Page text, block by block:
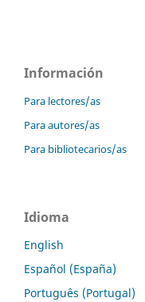
Información
Para lectores/as
Para autores/as
Para bibliotecarios/as
Idioma
English
Español (España)
Português (Portugal)